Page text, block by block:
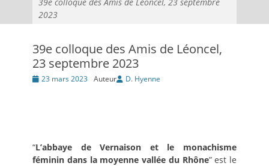
2023
39e colloque des Amis de Léoncel,
23 septembre 2023
Posté23 mars 2023 Auteur D. Hyenne
“L’abbaye de Vernaison et le monachisme
féminin dans la moyenne vallée du Rhône” est le